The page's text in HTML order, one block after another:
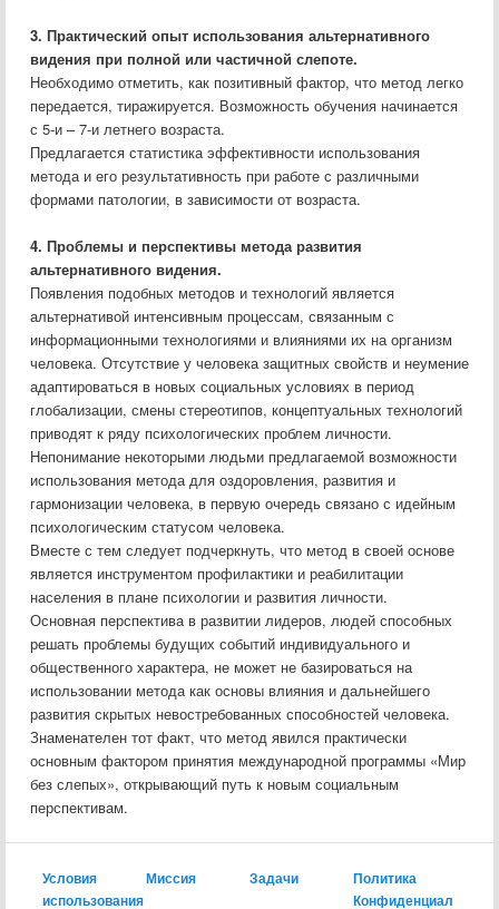
3. Практический опыт использования альтернативного
видения при полной или частичной слепоте.
Необходимо отметить, как позитивный фактор, что метод легко
передается, тиражируется. Возможность обучения начинается
с 5-и – 7-и летнего возраста.
Предлагается статистика эффективности использования
метода и его результативность при работе с различными
формами патологии, в зависимости от возраста.
4. Проблемы и перспективы метода развития
альтернативного видения.
Появления подобных методов и технологий является
альтернативой интенсивным процессам, связанным с
информационными технологиями и влияниями их на организм
человека. Отсутствие у человека защитных свойств и неумение
адаптироваться в новых социальных условиях в период
глобализации, смены стереотипов, концептуальных технологий
приводят к ряду психологических проблем личности.
Непонимание некоторыми людьми предлагаемой возможности
использования метода для оздоровления, развития и
гармонизации человека, в первую очередь связано с идейным
психологическим статусом человека.
Вместе с тем следует подчеркнуть, что метод в своей основе
является инструментом профилактики и реабилитации
населения в плане психологии и развития личности.
Основная перспектива в развитии лидеров, людей способных
решать проблемы будущих событий индивидуального и
общественного характера, не может не базироваться на
использовании метода как основы влияния и дальнейшего
развития скрытых невостребованных способностей человека.
Знаменателен тот факт, что метод явился практически
основным фактором принятия международной программы «Мир
без слепых», открывающий путь к новым социальным
перспективам.
Условия
использования
Миссия Задачи
Политика
Конфиденциал